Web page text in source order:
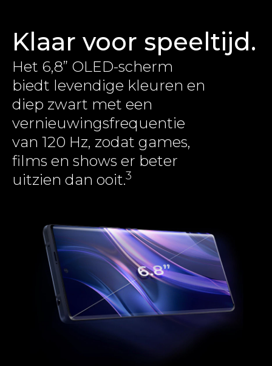
Klaar voor speeltijd.
Het 6,8” OLED-scherm
biedt levendige kleuren en
diep zwart met een
vernieuwingsfrequentie
van 120 Hz, zodat games,
films en shows er beter
uitzien dan ooit.3